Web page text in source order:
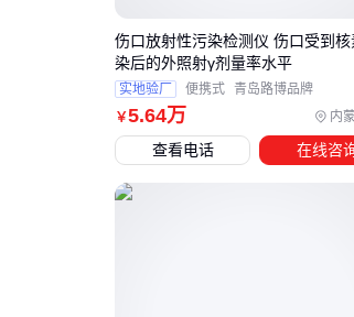
￥5.64万 内
伤口放射性污染检测仪 伤口受到核
染后的外照射γ剂量率水平
实地验厂 便携式 青岛路博品牌
查看电话 在线咨